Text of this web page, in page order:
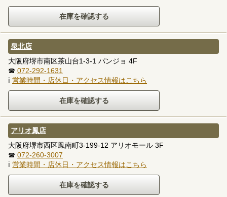
泉北店
大阪府堺市南区茶山台1-3-1 パンジョ 4F
☎ 072-292-1631
ℹ 営業時間・店休日・アクセス情報はこちら
アリオ鳳店
大阪府堺市西区鳳南町3-199-12 アリオモール 3F
☎ 072-260-3007
ℹ 営業時間・店休日・アクセス情報はこちら